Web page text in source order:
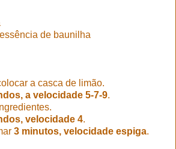
de baunilha
a casca de limão.
a velocidade 5-7-9.
velocidade 4.
3 minutos, velocidade espiga.